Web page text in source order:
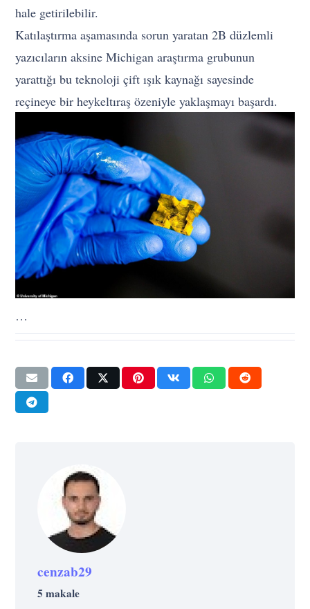
hale getirilebilir.
Katılaştırma aşamasında sorun yaratan 2B düzlemli
yazıcıların aksine Michigan araştırma grubunun
yarattığı bu teknoloji çift ışık kaynağı sayesinde
reçineye bir heykeltıraş özeniyle yaklaşmayı başardı.
…
cenzab29
5 makale